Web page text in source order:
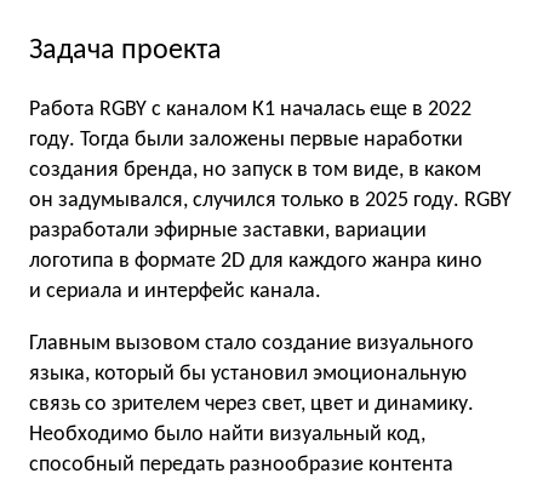
Задача проекта
Работа RGBY с каналом К1 началась еще в 2022
году. Тогда были заложены первые наработки
создания бренда, но запуск в том виде, в каком
он задумывался, случился только в 2025 году. RGBY
разработали эфирные заставки, вариации
логотипа в формате 2D для каждого жанра кино
и сериала и интерфейс канала.
Главным вызовом стало создание визуального
языка, который бы установил эмоциональную
связь со зрителем через свет, цвет и динамику.
Необходимо было найти визуальный код,
способный передать разнообразие контента